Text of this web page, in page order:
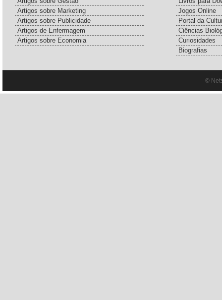
Artigos sobre Marketing
Artigos sobre Publicidade
Artigos de Enfermagem
Artigos sobre Economia
Jogos Online
Portal da
Ciências
Curiosidades
Biografias
©